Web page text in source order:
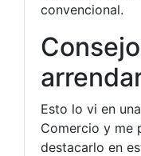
convencional.
Esto lo vi en
Comercio y me
destacarlo en